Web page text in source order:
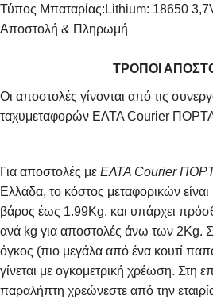
Τύπος Μπαταρίας: Lithium: 18650
Αποστολή & Πληρωμή
ΤΡΟΠΟΙ
Οι αποστολές γίνονται από τις
ταχυμεταφορών ΕΛΤΑ Courier
Για αποστολές με ΕΛΤΑ Courier
Ελλάδα, το κόστος μεταφορικών
βάρος έως 1.99Kg, και υπάρχει
ανά kg για αποστολές άνω των 2Κg.
όγκος (πιο μεγάλα από ένα κουτί
γίνεται με ογκομετρική χρέωση. Στη
παραλήπτη χρεώνεστε από την